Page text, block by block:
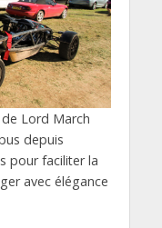
Lord March
depuis
pour faciliter la
avec élégance